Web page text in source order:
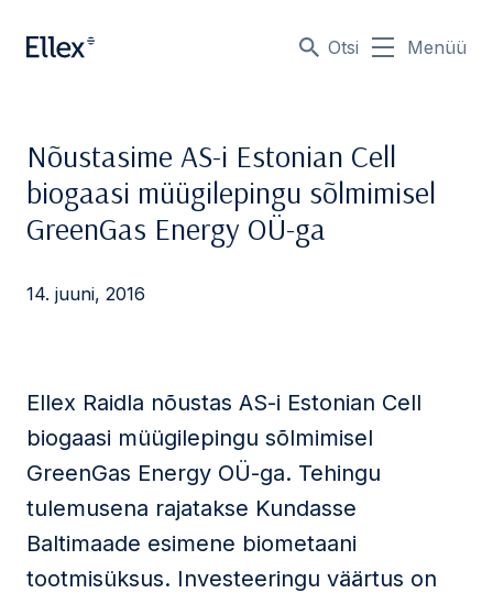
Otsi Menüü
Nõustasime AS-i Estonian Cell
biogaasi müügilepingu sõlmimisel
GreenGas Energy OÜ-ga
14. juuni, 2016
Ellex Raidla nõustas AS-i Estonian Cell
biogaasi müügilepingu sõlmimisel
GreenGas Energy OÜ-ga. Tehingu
tulemusena rajatakse Kundasse
Baltimaade esimene biometaani
tootmisüksus. Investeeringu väärtus on